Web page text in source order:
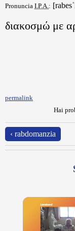
Pronuncia I.P.A.:
διακοσμώ με
permalink
Hai
‹ rabdomanzia